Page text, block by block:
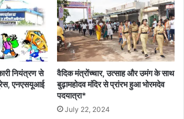
नियंत्रण से
एनएसयूआई
वैदिक मंत्रोंच्चार, उत्साह और उमंग के साथ
बुढ़ामहोदव मंदिर से प्रांरभ हुआ भोरमदेव
पदयात्रा*
July 22, 2024